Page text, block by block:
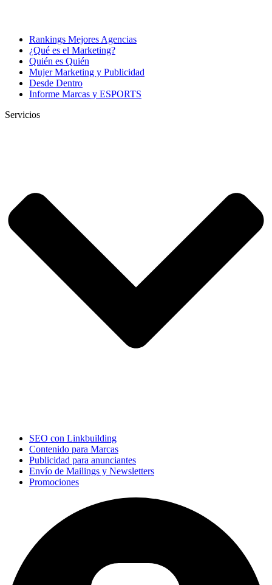
Rankings Mejores Agencias
¿Qué es el Marketing?
Quién es Quién
Mujer Marketing y Publicidad
Desde Dentro
Informe Marcas y ESPORTS
Servicios
SEO con Linkbuilding
Contenido para Marcas
Publicidad para anunciantes
Envío de Mailings y Newsletters
Promociones